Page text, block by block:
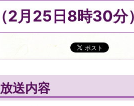
（2月25日8時30
放送内容